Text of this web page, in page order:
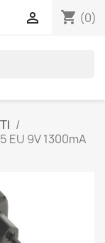
shopping_cart (0)

EU 9V 1300mA